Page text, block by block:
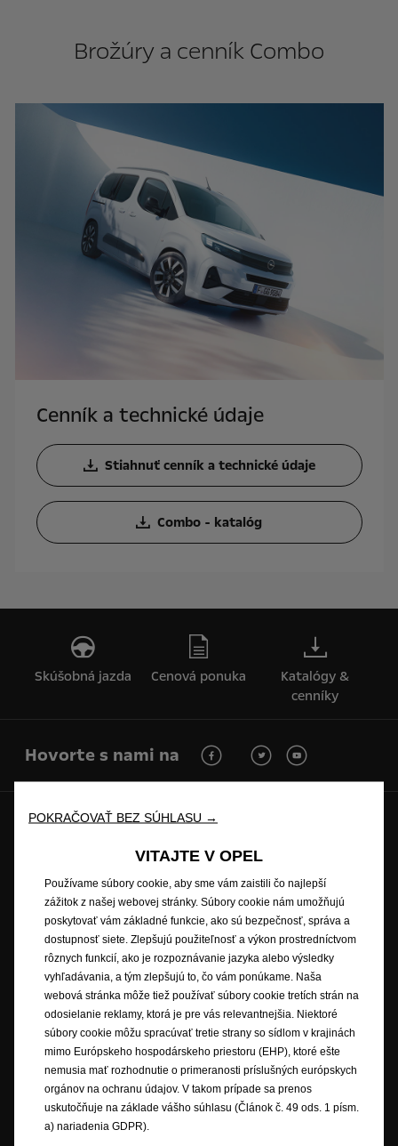
Brožúry a cenník Combo
Cenník a technické údaje
Stiahnuť cenník a technické údaje
Combo - katalóg
Skúšobná jazda Cenová ponuka
Katalógy &
cenníky
Hovorte s nami na
Budúcnosť patrí všetkým © Opel 2026
Ochranné známky a práva
Ochrana osobných údajov
Recyklovanie
Opel worldwide
Prehlásenie o zhode
Nastavenia cookies
Popisy a ilustrácie prvkov a funkcií môžu zobrazovať alebo sa vzťahovať
na voliteľné príslušenstvo, ktoré sa nedodáva v rámci štandardnej výbavy.
Uvedené informácie boli presné v čase publikovania. Vyhradzujeme si
právo na zmeny v dizajne a vybavení. Uvedené farby sú iba približné a
nemusia presne zodpovedať skutočným farbám. Ilustrované doplnkové
vybavenie je k dispozícii za príplatok. Dostupnosť, technické parametre a
vybavenie našich vozidiel sa môžu líšiť alebo môžu byť v ponuke len v
niektorých krajinách alebo len za príplatok. Ak máte záujem o presné
informácie o vybavení našich vozidiel, obráťte sa na miestneho partnera
POKRAČOVAŤ BEZ SÚHLASU →
VITAJTE V OPEL
Používame súbory cookie, aby sme vám zaistili čo najlepší
zážitok z našej webovej stránky. Súbory cookie nám umožňujú
poskytovať vám základné funkcie, ako sú bezpečnosť, správa a
dostupnosť siete. Zlepšujú použiteľnosť a výkon prostredníctvom
rôznych funkcií, ako je rozpoznávanie jazyka alebo výsledky
vyhľadávania, a tým zlepšujú to, čo vám ponúkame. Naša
webová stránka môže tiež používať súbory cookie tretích strán na
odosielanie reklamy, ktorá je pre vás relevantnejšia. Niektoré
súbory cookie môžu spracúvať tretie strany so sídlom v krajinách
mimo Európskeho hospodárskeho priestoru (EHP), ktoré ešte
nemusia mať rozhodnutie o primeranosti príslušných európskych
orgánov na ochranu údajov. V takom prípade sa prenos
uskutočňuje na základe vášho súhlasu (Článok č. 49 ods. 1 písm.
a) nariadenia GDPR).